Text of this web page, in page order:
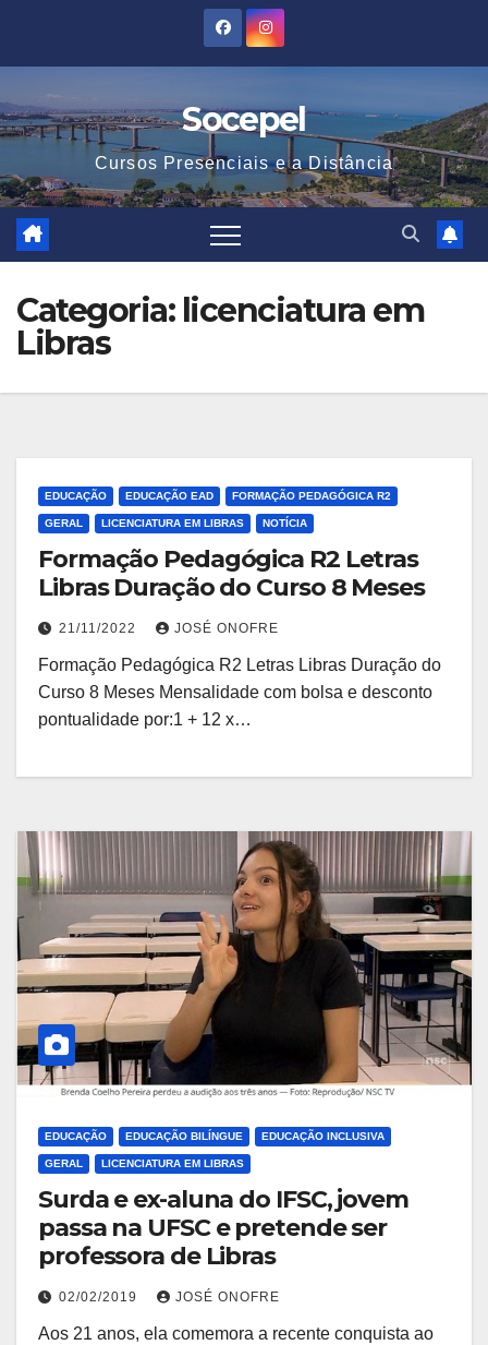
Socepel
Cursos Presenciais e a Distância
Categoria: licenciatura em
Libras
EDUCAÇÃO EDUCAÇÃO EAD FORMAÇÃO PEDAGÓGICA R2
GERAL LICENCIATURA EM LIBRAS NOTÍCIA
Formação Pedagógica R2 Letras
Libras Duração do Curso 8 Meses
21/11/2022 JOSÉ ONOFRE
Formação Pedagógica R2 Letras Libras Duração do
Curso 8 Meses Mensalidade com bolsa e desconto
pontualidade por:1 + 12 x…
EDUCAÇÃO EDUCAÇÃO BILÍNGUE EDUCAÇÃO INCLUSIVA
GERAL LICENCIATURA EM LIBRAS
Surda e ex-aluna do IFSC, jovem
passa na UFSC e pretende ser
professora de Libras
02/02/2019 JOSÉ ONOFRE
Aos 21 anos, ela comemora a recente conquista ao